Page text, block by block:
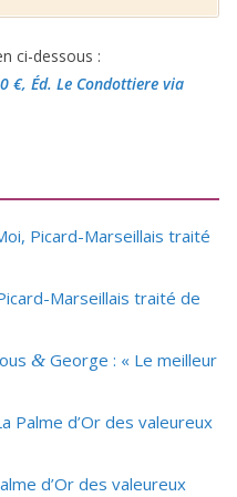
ci-dessous :
€, Éd. Le Condottiere via
Picard-Marseillais traité
Marseillais traité de
& George : « Le meilleur
Palme d’Or des valeureux
d’Or des valeureux